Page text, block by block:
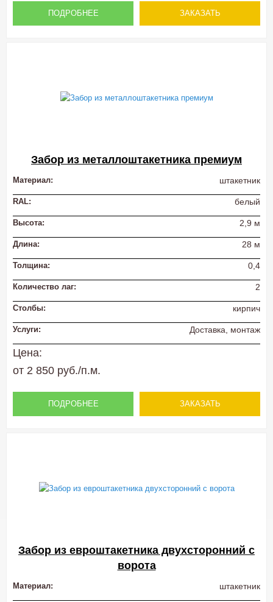
ПОДРОБНЕЕ ЗАКАЗАТЬ
Забор из металлоштакетника премиум
Материал: штакетник
RAL: белый
Высота: 2,9 м
Длина: 28 м
Толщина: 0,4
Количество лаг: 2
Столбы: кирпич
Услуги: Доставка, монтаж
Цена:
от 2 850 руб./п.м.
ПОДРОБНЕЕ ЗАКАЗАТЬ
Забор из евроштакетника двухсторонний с
ворота
Материал: штакетник